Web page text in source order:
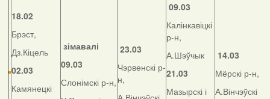
18.02
Брэст,
Дз.Кіцель
02.03
Камянецкі
зімавалі
09.03
Слонімскі р-н,
23.03
Чэрвенскі р-
н,
09.03
Калінкавіцкі
р-н,
А.Шэўчык
21.03
Мазырскі і
14.03
Мёрскі р-н,
А.Вінчэўскі